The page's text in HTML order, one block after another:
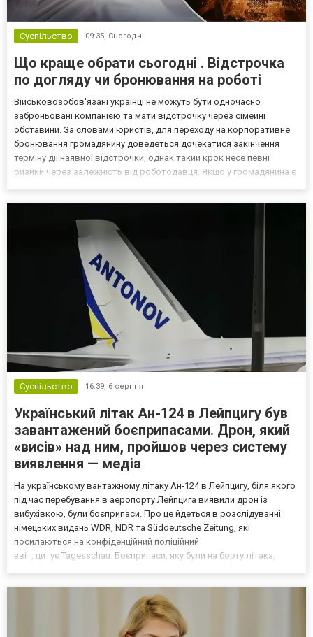
Суспільство 09:35, Сьогодні
Що краще обрати сьогодні . Відстрочка
по догляду чи бронювання на роботі
Військовозобов'язані українці не можуть бути одночасно
заброньовані компанією та мати відстрочку через сімейні
обставини. За словами юристів, для переходу на корпоративне
бронювання громадянину доведеться дочекатися закінчення
терміну дії наявної відстрочки, однак такий крок несе певні
ризики через залежність від роботодавця. Якщо у громадянина є
Суспільство 16:39, 6 серпня
Український літак Ан-124 в Лейпцигу був
завантажений боєприпасами. Дрон, який
«висів» над ним, пройшов через систему
виявлення — медіа
На українському вантажному літаку Ан-124 в Лейпцигу, біля якого
під час перебування в аеропорту Лейпцига виявили дрон із
вибухівкою, були боєприпаси. Про це йдеться в розслідуванні
німецьких видань WDR, NDR та Süddeutsche Zeitung, які
посилаються на конфіденційний поліційний
звіт, цитує Tagesschau. Боєприпаси, яку були на борту літака,